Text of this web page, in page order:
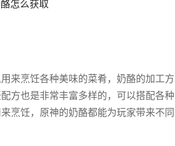
怎么获取
来烹饪各种美味的菜肴，奶酪的加工方
方也是非常丰富多样的，可以搭配各种
烹饪，原神的奶酪都能为玩家带来不同